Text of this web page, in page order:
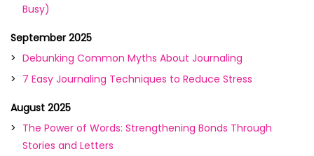
Busy)
September 2025
Debunking Common Myths About Journaling
7 Easy Journaling Techniques to Reduce Stress
August 2025
The Power of Words: Strengthening Bonds Through
Stories and Letters